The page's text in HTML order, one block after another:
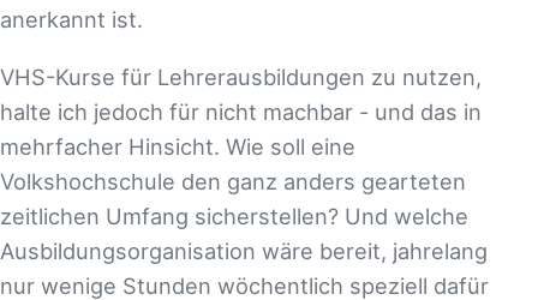
anerkannt ist.
VHS-Kurse für Lehrerausbildungen zu nutzen,
halte ich jedoch für nicht machbar - und das in
mehrfacher Hinsicht. Wie soll eine
Volkshochschule den ganz anders gearteten
zeitlichen Umfang sicherstellen? Und welche
Ausbildungsorganisation wäre bereit, jahrelang
nur wenige Stunden wöchentlich speziell dafür